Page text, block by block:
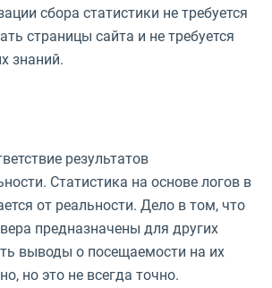
сбора статистики не требуется
страницы сайта и не требуется
знаний.
результатов
Статистика на основе логов в
от реальности. Дело в том, что
предназначены для других
выводы о посещаемости на их
но это не всегда точно.